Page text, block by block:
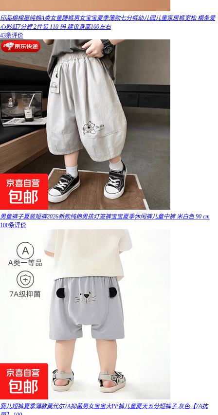
印品棉棉屋纯棉A类女童睡裤男女宝宝夏季薄款七分裤幼儿园儿童家居裤宽松 横条爱
心彩虹7分裤 2件装 110 码 建议身高100左右
43条评价
男童裤子夏装短裤2026新款纯棉男孩灯笼裤宝宝夏季休闲裤儿童中裤 米白色 90 cm
100条评价
婴儿短裤夏季薄款莫代尔7A抑菌男女宝宝大PP裤儿童夏天五分短裤子 灰色【7A抗